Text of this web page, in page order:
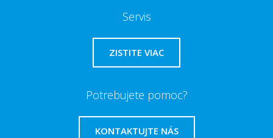
Servis
ZISTITE VIAC
Potrebujete pomoc?
KONTAKTUJTE NÁS